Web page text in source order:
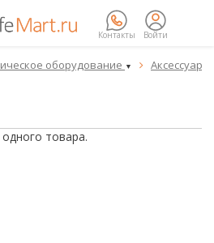
Контакты Войти
оборудование ▼ 
товара.